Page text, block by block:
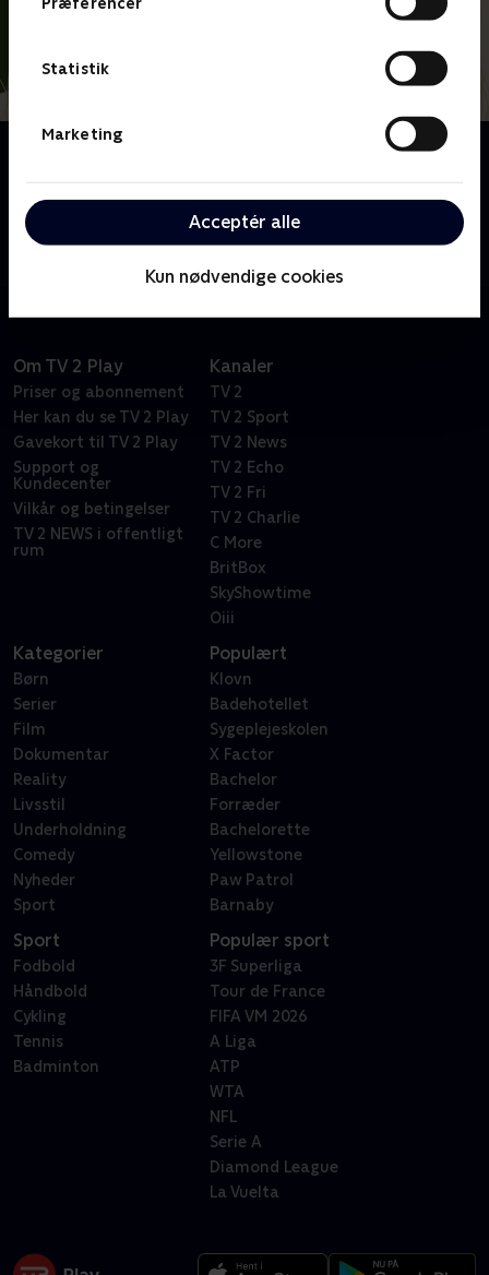
Statistik
Marketing
Acceptér alle
Kun nødvendige cookies
Hotel i Gl. Skagen. Kameraerne har fulgt årets gang
på hotellet og giver et fascinerende kig ind bag
Om TV 2 Play
Priser og abonnement
Her kan du se TV 2 Play
Gavekort til TV 2 Play
Support og
Kundecenter
Vilkår og betingelser
TV 2 NEWS i offentligt
rum
Kanaler
TV 2
TV 2 Sport
TV 2 News
TV 2 Echo
TV 2 Fri
TV 2 Charlie
C More
BritBox
SkyShowtime
Oiii
Kategorier
Børn
Serier
Film
Dokumentar
Reality
Livsstil
Underholdning
Comedy
Nyheder
Sport
Populært
Klovn
Badehotellet
Sygeplejeskolen
X Factor
Bachelor
Forræder
Bachelorette
Yellowstone
Paw Patrol
Barnaby
Sport
Fodbold
Håndbold
Cykling
Tennis
Badminton
Populær sport
3F Superliga
Tour de France
FIFA VM 2026
A Liga
ATP
WTA
NFL
Serie A
Diamond League
La Vuelta